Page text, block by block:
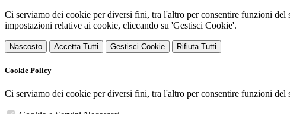
Ci serviamo dei cookie per diversi fini, tra l'altro per consentire funzioni
impostazioni relative ai cookie, cliccando su 'Gestisci Cookie'.
Nascosto Accetta Tutti Gestisci Cookie Rifiuta Tutti
Cookie Policy
Ci serviamo dei cookie per diversi fini, tra l'altro per consentire funzioni